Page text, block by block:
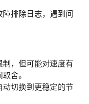
排除日志，遇到问
，但可能对速度有
舍。
动切换到更稳定的节